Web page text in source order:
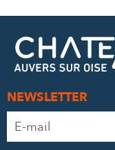
NEWSLETTER
Adresse
e-